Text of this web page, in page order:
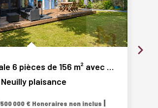
Maison familiale 6 pièces de 156 m² avec jardin et garage
Neuilly plaisance
500 000 € Honoraires non inclus |